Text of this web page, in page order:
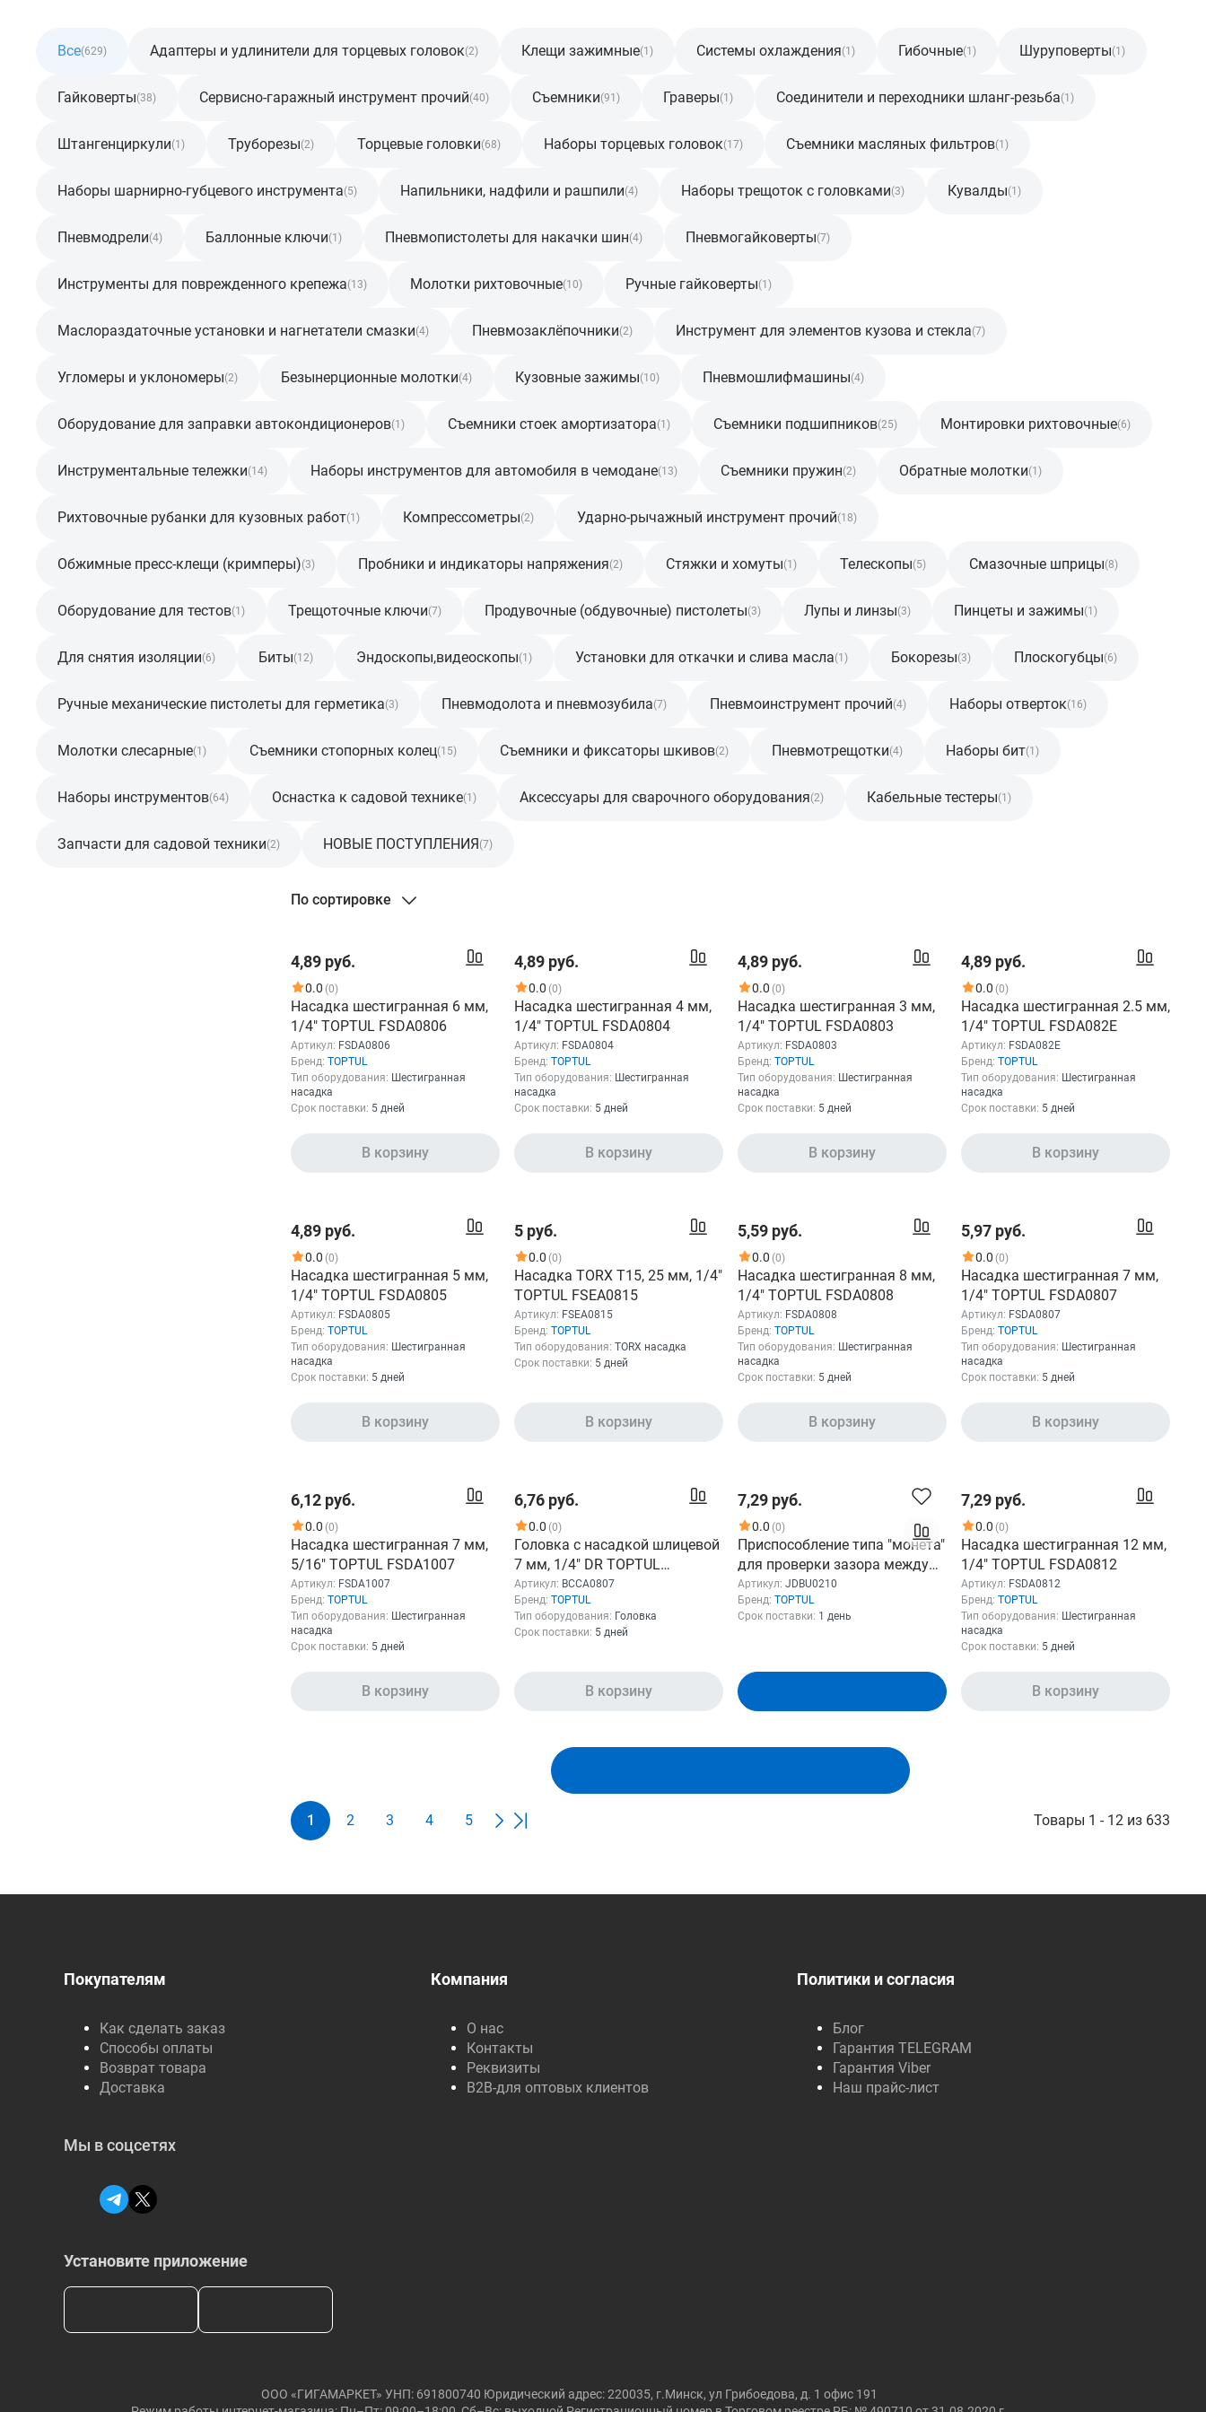
Все(629) Адаптеры и удлинители для торцевых головок(2) Клещи зажимные(1) Системы охлаждения(1) Гибочные(1) Шуруповерты(1)
Гайковерты(38) Сервисно-гаражный инструмент прочий(40) Съемники(91) Граверы(1) Соединители и переходники шланг-резьба(1)
Штангенциркули(1) Труборезы(2) Торцевые головки(68) Наборы торцевых головок(17) Съемники масляных фильтров(1)
Наборы шарнирно-губцевого инструмента(5) Напильники, надфили и рашпили(4) Наборы трещоток с головками(3) Кувалды(1)
Пневмодрели(4) Баллонные ключи(1) Пневмопистолеты для накачки шин(4) Пневмогайковерты(7)
Инструменты для поврежденного крепежа(13) Молотки рихтовочные(10) Ручные гайковерты(1)
Маслораздаточные установки и нагнетатели смазки(4) Пневмозаклёпочники(2) Инструмент для элементов кузова и стекла(7)
Угломеры и уклономеры(2) Безынерционные молотки(4) Кузовные зажимы(10) Пневмошлифмашины(4)
Оборудование для заправки автокондиционеров(1) Съемники стоек амортизатора(1) Съемники подшипников(25) Монтировки рихтовочные(6)
Инструментальные тележки(14) Наборы инструментов для автомобиля в чемодане(13) Съемники пружин(2) Обратные молотки(1)
Рихтовочные рубанки для кузовных работ(1) Компрессометры(2) Ударно-рычажный инструмент прочий(18)
Обжимные пресс-клещи (кримперы)(3) Пробники и индикаторы напряжения(2) Стяжки и хомуты(1) Телескопы(5) Смазочные шприцы(8)
Оборудование для тестов(1) Трещоточные ключи(7) Продувочные (обдувочные) пистолеты(3) Лупы и линзы(3) Пинцеты и зажимы(1)
Для снятия изоляции(6) Биты(12) Эндоскопы,видеоскопы(1) Установки для откачки и слива масла(1) Бокорезы(3) Плоскогубцы(6)
Ручные механические пистолеты для герметика(3) Пневмодолота и пневмозубила(7) Пневмоинструмент прочий(4) Наборы отверток(16)
Молотки слесарные(1) Съемники стопорных колец(15) Съемники и фиксаторы шкивов(2) Пневмотрещотки(4) Наборы бит(1)
Наборы инструментов(64) Оснастка к садовой технике(1) Аксессуары для сварочного оборудования(2) Кабельные тестеры(1)
Запчасти для садовой техники(2) НОВЫЕ ПОСТУПЛЕНИЯ(7)
По сортировке
4,89 руб.
0.0 (0)
Насадка шестигранная 6 мм,
1/4" TOPTUL FSDA0806
Артикул: FSDA0806
Бренд: TOPTUL
Тип оборудования: Шестигранная
насадка
Срок поставки: 5 дней
В корзину
4,89 руб.
0.0 (0)
Насадка шестигранная 4 мм,
1/4" TOPTUL FSDA0804
Артикул: FSDA0804
Бренд: TOPTUL
Тип оборудования: Шестигранная
насадка
Срок поставки: 5 дней
В корзину
4,89 руб.
0.0 (0)
Насадка шестигранная 3 мм,
1/4" TOPTUL FSDA0803
Артикул: FSDA0803
Бренд: TOPTUL
Тип оборудования: Шестигранная
насадка
Срок поставки: 5 дней
В корзину
4,89 руб.
0.0 (0)
Насадка шестигранная 2.5 мм,
1/4" TOPTUL FSDA082E
Артикул: FSDA082E
Бренд: TOPTUL
Тип оборудования: Шестигранная
насадка
Срок поставки: 5 дней
В корзину
4,89 руб.
0.0 (0)
Насадка шестигранная 5 мм,
1/4" TOPTUL FSDA0805
Артикул: FSDA0805
Бренд: TOPTUL
Тип оборудования: Шестигранная
насадка
Срок поставки: 5 дней
В корзину
5 руб.
0.0 (0)
Насадка TORX T15, 25 мм, 1/4"
TOPTUL FSEA0815
Артикул: FSEA0815
Бренд: TOPTUL
Тип оборудования: TORX насадка
Срок поставки: 5 дней
В корзину
5,59 руб.
0.0 (0)
Насадка шестигранная 8 мм,
1/4" TOPTUL FSDA0808
Артикул: FSDA0808
Бренд: TOPTUL
Тип оборудования: Шестигранная
насадка
Срок поставки: 5 дней
В корзину
5,97 руб.
0.0 (0)
Насадка шестигранная 7 мм,
1/4" TOPTUL FSDA0807
Артикул: FSDA0807
Бренд: TOPTUL
Тип оборудования: Шестигранная
насадка
Срок поставки: 5 дней
В корзину
6,12 руб.
0.0 (0)
Насадка шестигранная 7 мм,
5/16" TOPTUL FSDA1007
Артикул: FSDA1007
Бренд: TOPTUL
Тип оборудования: Шестигранная
насадка
Срок поставки: 5 дней
В корзину
6,76 руб.
0.0 (0)
Головка с насадкой шлицевой
7 мм, 1/4" DR TOPTUL
BCCA0807
Артикул: BCCA0807
Бренд: TOPTUL
Тип оборудования: Головка
Срок поставки: 5 дней
В корзину
7,29 руб.
0.0 (0)
Приспособление типа "монета"
для проверки зазора между
электродами свечи TOPTUL
JDBU0210
Артикул: JDBU0210
Бренд: TOPTUL
Срок поставки: 1 день
7,29 руб.
0.0 (0)
Насадка шестигранная 12 мм,
1/4" TOPTUL FSDA0812
Артикул: FSDA0812
Бренд: TOPTUL
Тип оборудования: Шестигранная
насадка
Срок поставки: 5 дней
В корзину
1 2 3 4 5 Товары 1 - 12 из 633
Покупателям
Как сделать заказ
Способы оплаты
Возврат товара
Доставка
Компания
О нас
Контакты
Реквизиты
B2B-для оптовых клиентов
Политики и согласия
Блог
Гарантия TELEGRAM
Гарантия Viber
Наш прайс-лист
Установите приложение
Мы в соцсетях
ООО «ГИГАМАРКЕТ» УНП: 691800740 Юридический адрес: 220035, г.Минск, ул Грибоедова, д. 1 офис 191